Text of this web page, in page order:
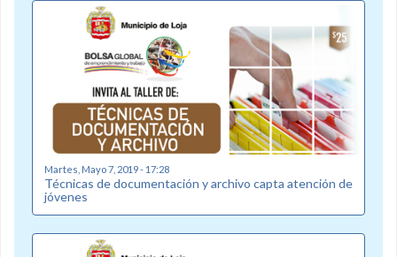
Martes, Mayo 7, 2019 - 17:28
Técnicas de documentación y archivo capta atención de
jóvenes